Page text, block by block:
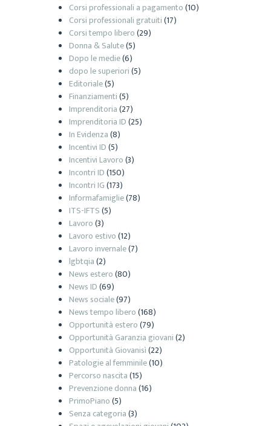
Corsi professionali a pagamento(10)
Corsi professionali gratuiti(17)
Corsi tempo libero(29)
Donna & Salute(5)
Dopo le medie(6)
dopo le superiori(5)
Editoriale(5)
Finanziamenti(5)
Imprenditoria(27)
Imprenditoria ID(25)
In Evidenza(8)
Incentivi ID(5)
Incentivi Lavoro(3)
Incontri ID(150)
Incontri IG(173)
Informafamiglie(78)
ITS-IFTS(5)
Lavoro(3)
Lavoro estivo(12)
Lavoro invernale(7)
lgbtqia(2)
News estero(80)
News ID(69)
News sociale(97)
News tempo libero(168)
Opportunità estero(79)
Opportunità Garanzia giovani(2)
Opportunità Giovanisì(22)
Patologie al femminile(10)
Percorso nascita(15)
Prevenzione donna(16)
PrimoPiano(5)
Senza categoria(3)